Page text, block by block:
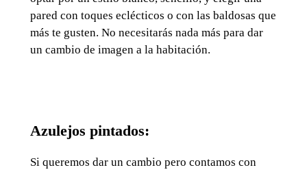
pared con toques eclécticos o con las baldosas que
más te gusten. No necesitarás nada más para dar
un cambio de imagen a la habitación.
Azulejos pintados:
Si queremos dar un cambio pero contamos con